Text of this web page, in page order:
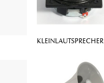
KLEINLAUTSPRECHER